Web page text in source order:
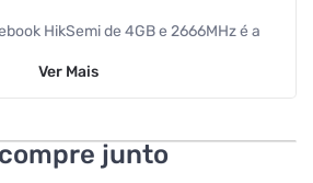
HikSemi de 4GB e 2666MHz é a
na atualização ou manutenção
em tarefas do dia a dia.
Ver Mais
junto